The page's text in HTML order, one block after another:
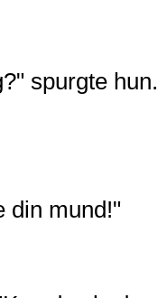
spurgte hun.
din mund!"